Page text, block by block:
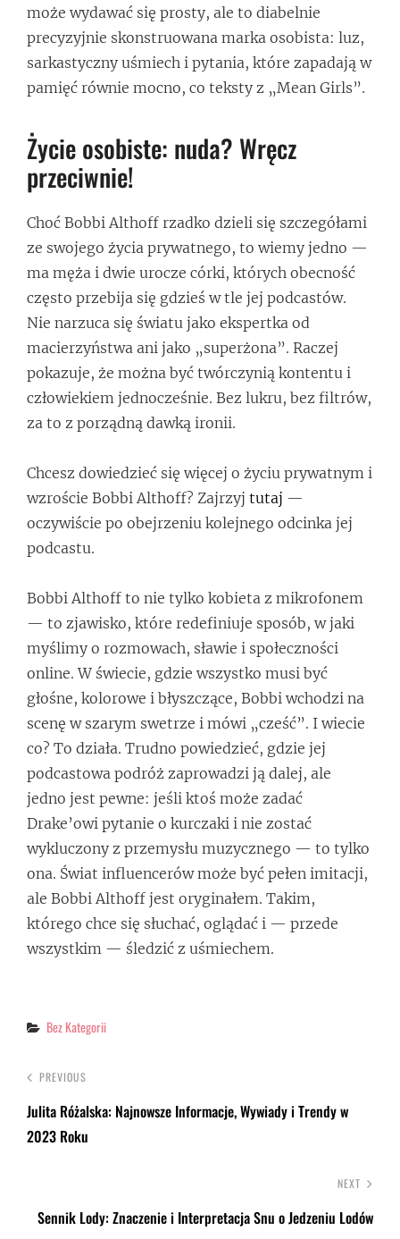
może wydawać się prosty, ale to diabelnie
precyzyjnie skonstruowana marka osobista: luz,
sarkastyczny uśmiech i pytania, które zapadają w
pamięć równie mocno, co teksty z „Mean Girls”.
Życie osobiste: nuda? Wręcz
przeciwnie!
Choć Bobbi Althoff rzadko dzieli się szczegółami
ze swojego życia prywatnego, to wiemy jedno —
ma męża i dwie urocze córki, których obecność
często przebija się gdzieś w tle jej podcastów.
Nie narzuca się światu jako ekspertka od
macierzyństwa ani jako „superżona”. Raczej
pokazuje, że można być twórczynią kontentu i
człowiekiem jednocześnie. Bez lukru, bez filtrów,
za to z porządną dawką ironii.
Chcesz dowiedzieć się więcej o życiu prywatnym i
wzroście Bobbi Althoff? Zajrzyj tutaj —
oczywiście po obejrzeniu kolejnego odcinka jej
podcastu.
Bobbi Althoff to nie tylko kobieta z mikrofonem
— to zjawisko, które redefiniuje sposób, w jaki
myślimy o rozmowach, sławie i społeczności
online. W świecie, gdzie wszystko musi być
głośne, kolorowe i błyszczące, Bobbi wchodzi na
scenę w szarym swetrze i mówi „cześć”. I wiecie
co? To działa. Trudno powiedzieć, gdzie jej
podcastowa podróż zaprowadzi ją dalej, ale
jedno jest pewne: jeśli ktoś może zadać
Drake’owi pytanie o kurczaki i nie zostać
wykluczony z przemysłu muzycznego — to tylko
ona. Świat influencerów może być pełen imitacji,
ale Bobbi Althoff jest oryginałem. Takim,
którego chce się słuchać, oglądać i — przede
wszystkim — śledzić z uśmiechem.
Categories
Bez Kategorii
PREVIOUS
Julita Różalska: Najnowsze Informacje, Wywiady i Trendy w
2023 Roku
NEXT
Sennik Lody: Znaczenie i Interpretacja Snu o Jedzeniu Lodów